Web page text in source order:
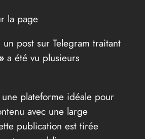
la page
un post sur Telegram traitant
a été vu plusieurs
plateforme idéale pour
avec une large
publication est tirée